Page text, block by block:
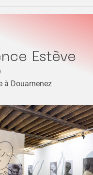
Estève
à Douarnenez